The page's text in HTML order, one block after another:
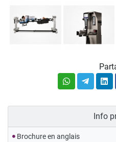
Info
Brochure en anglais